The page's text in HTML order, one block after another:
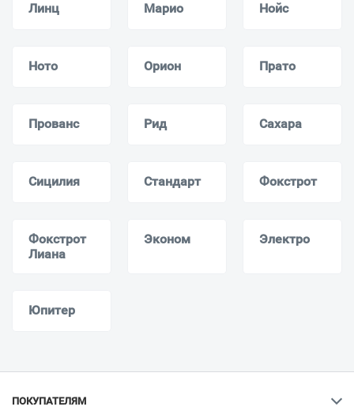
Линц Марио Нойс
Ното Орион Прато
Прованс Рид Сахара
Сицилия Стандарт Фокстрот
Фокстрот
Лиана
Эконом Электро
Юпитер
ПОКУПАТЕЛЯМ